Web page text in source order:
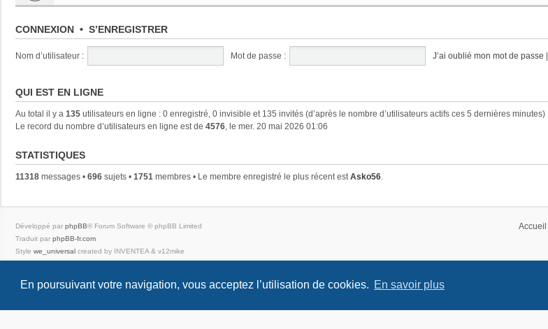
En poursuivant votre navigation, vous acceptez l’utilisation de cookies. En savoir plus
CONNEXION • S’ENREGISTRER
Nom d’utilisateur : Mot de passe : J’ai oublié mon mot de passe |
QUI EST EN LIGNE
Au total il y a 135 utilisateurs en ligne : 0 enregistré, 0 invisible et 135 invités (d’après le nombre d’utilisateurs actifs ces 5 dernières minutes)
Le record du nombre d’utilisateurs en ligne est de 4576, le mer. 20 mai 2026 01:06
STATISTIQUES
11318 messages • 696 sujets • 1751 membres • Le membre enregistré le plus récent estAsko56.
Accueil
Développé par phpBB® Forum Software © phpBB Limited
Traduit par phpBB-fr.com
Style we_universal created by INVENTEA & v12mike